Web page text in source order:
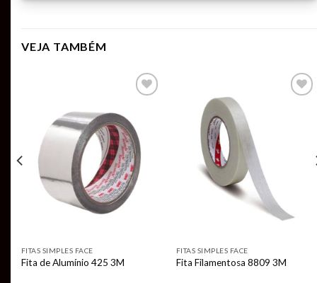
VEJA TAMBÉM
Add to
wishlist
FITAS SIMPLES FACE
Fita de Alumínio 425 3M
FITAS SIMPLES FACE
Fita Filamentosa 8809 3M